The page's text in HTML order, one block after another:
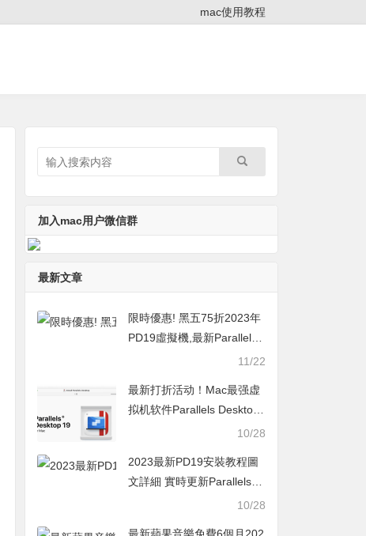
mac使用教程
加入mac用户微信群
最新文章
限時優惠! 黑五75折2023年
PD19虛擬機,最新Parallels
11/22
最新打折活动！Mac最强虚
拟机软件Parallels Desktop
19 学生优惠+9折新人活动
10/28
2023最新PD19安裝教程圖
文詳細 實時更新Parallels D
esktop19購買優惠50%起10/28